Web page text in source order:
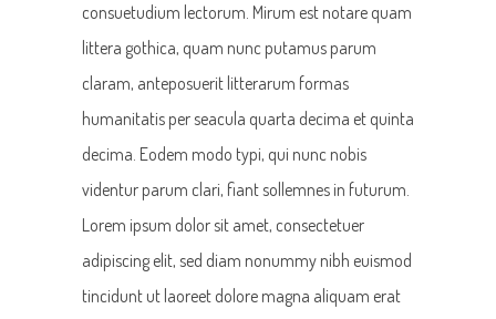
consuetudium lectorum. Mirum est notare quam
littera gothica, quam nunc putamus parum
claram, anteposuerit litterarum formas
humanitatis per seacula quarta decima et quinta
decima. Eodem modo typi, qui nunc nobis
videntur parum clari, fiant sollemnes in futurum.
Lorem ipsum dolor sit amet, consectetuer
adipiscing elit, sed diam nonummy nibh euismod
tincidunt ut laoreet dolore magna aliquam erat